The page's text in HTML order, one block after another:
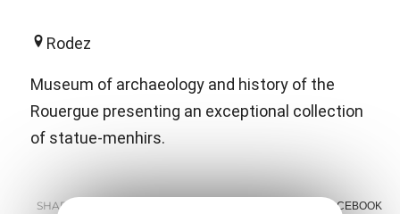
Rodez
Museum of archaeology and history of the
Rouergue presenting an exceptional collection
of statue-menhirs.
SHARE : FACEBOOK